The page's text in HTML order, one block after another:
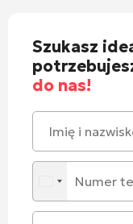
Szukasz
do nas!